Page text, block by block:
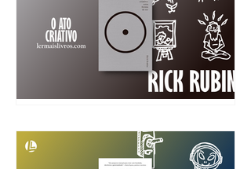
“O Ato Criativo” Rick Rubin